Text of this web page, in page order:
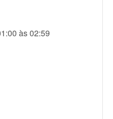
às 02:59